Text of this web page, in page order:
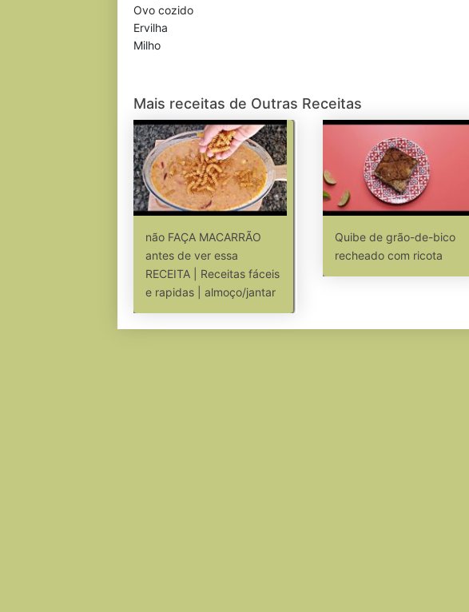
Ovo cozido
Ervilha
Milho
Mais receitas de Outras Receitas
não FAÇA MACARRÃO
antes de ver essa
RECEITA | Receitas fáceis
e rapidas | almoço/jantar
Quibe de grão-de-bico
recheado com ricota